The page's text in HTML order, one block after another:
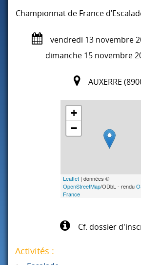
Championnat de France
vendredi 13 novembre
dimanche 15 novembre
AUXERRE
+
−
Leaflet | données ©
OpenStreetMap/ODbL - rendu
France
Cf. dossier
Activités :